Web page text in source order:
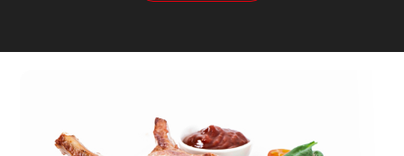
підійде для людей, які сидять на дієті.